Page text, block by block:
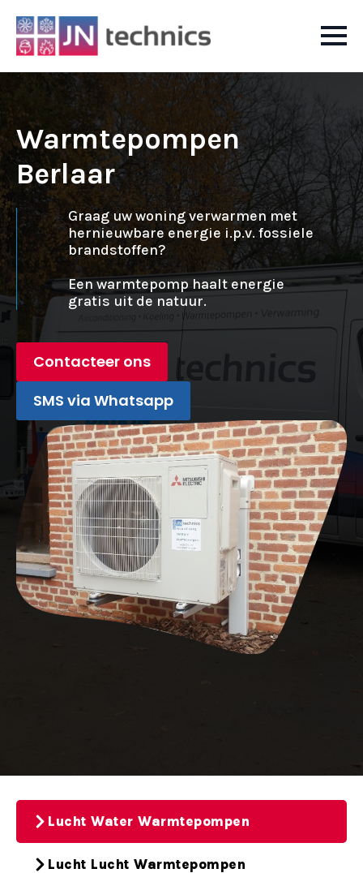
Warmtepompen
Berlaar
Graag uw woning verwarmen met
hernieuwbare energie i.p.v. fossiele
brandstoffen?
Een warmtepomp haalt energie
gratis uit de natuur.
Contacteer ons
SMS via Whatsapp
Lucht Water Warmtepompen
Lucht Lucht Warmtepompen